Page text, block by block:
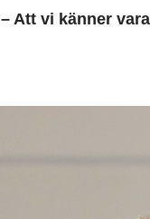
– Att vi känner